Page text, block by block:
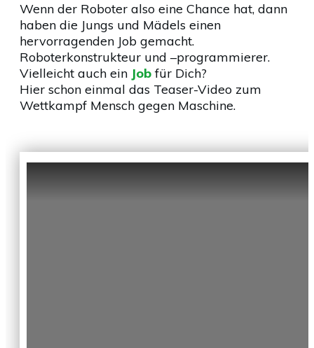
Wenn der Roboter also eine Chance hat, dann
haben die Jungs und Mädels einen
hervorragenden Job gemacht.
Roboterkonstrukteur und –programmierer.
Vielleicht auch ein Job für Dich?
Hier schon einmal das Teaser-Video zum
Wettkampf Mensch gegen Maschine.